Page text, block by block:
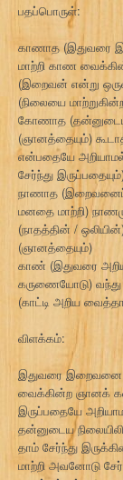
பதப்பொருள்:
காணாத
மாற்றி காண
(இறைவன் என்று
(நிலையை
கோணாத (தன்னுடைய
(ஞானத்தையும்)
என்பதையே
சேர்ந்து
நாணாத (இறைவனைப்
மனதை மாற்றி)
(நாதத்தின் /
(ஞானத்தையும்)
காண் (இதுவரை
கருணையோடு)
(காட்டி அறிய
விளக்கம்:
இதுவரை
வைக்கின்ற ஞானக்
இருப்பதையே
தன்னுடைய
தாம் சேர்ந்து
மாற்றி அவனோடு